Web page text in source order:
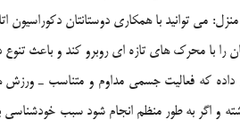
مي توانيد با همكاري دوستانتان دكوراسيون
را با محرك هاي تازه اي روبرو كند و باعث
و اگر به طور منظم انجام شود سبب خودشناسي